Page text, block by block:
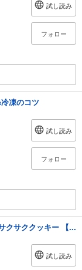
試し読み
フォロー
凍のコツ
試し読み
フォロー
クサククッキー 【...
試し読み